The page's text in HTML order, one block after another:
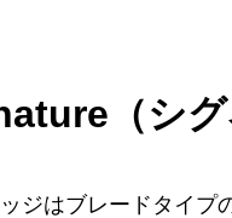
（シ
ジはブレードタイ